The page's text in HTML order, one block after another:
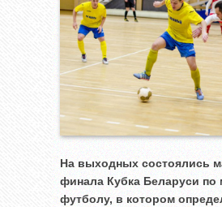
На выходных состоялись
финала Кубка Беларуси по
футболу, в котором